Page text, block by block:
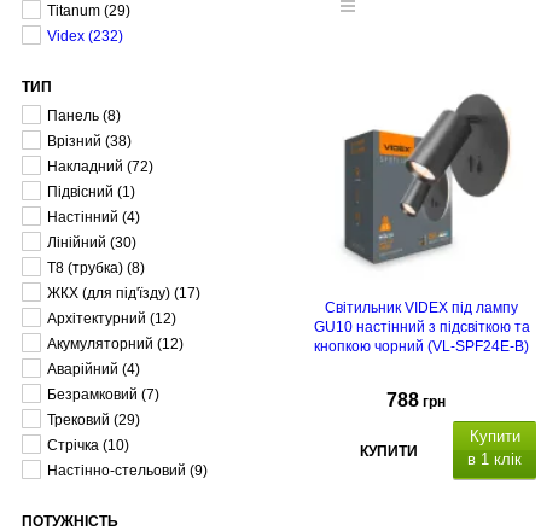
Titanum (29)
Videx (232)
ТИП
Панель (8)
Врізний (38)
Накладний (72)
Підвісний (1)
Настінний (4)
Лінійний (30)
T8 (трубка) (8)
ЖКХ (для під'їзду) (17)
Архітектурний (12)
Акумуляторний (12)
Аварійний (4)
Безрамковий (7)
Трековий (29)
Стрічка (10)
Настінно-стельовий (9)
ПОТУЖНІСТЬ
Світильник VIDEX під лампу
GU10 настінний з підсвіткою та
кнопкою чорний (VL-SPF24E-B)
788 грн
КУПИТИ
Купити
в 1 клік